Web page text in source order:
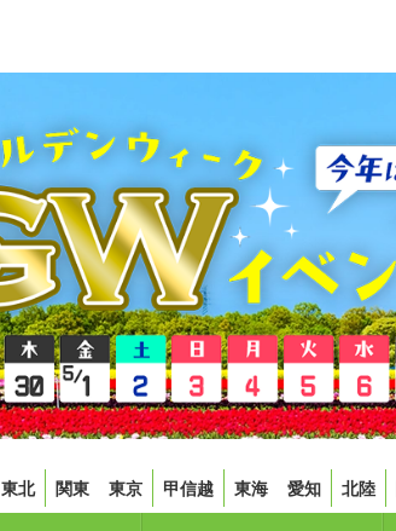
東北 関東 東京 甲信越 東海 愛知 北陸